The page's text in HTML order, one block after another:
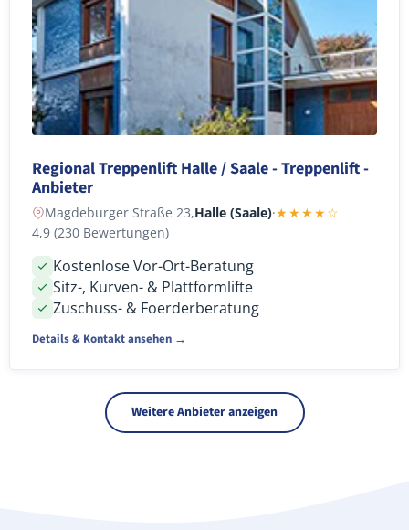
Regional Treppenlift Halle / Saale - Treppenlift -
Anbieter
Magdeburger Straße 23,Halle (Saale)·★★★★☆
4,9 (230 Bewertungen)
Kostenlose Vor-Ort-Beratung
Sitz-, Kurven- & Plattformlifte
Zuschuss- & Foerderberatung
Details & Kontakt ansehen →
Weitere Anbieter anzeigen